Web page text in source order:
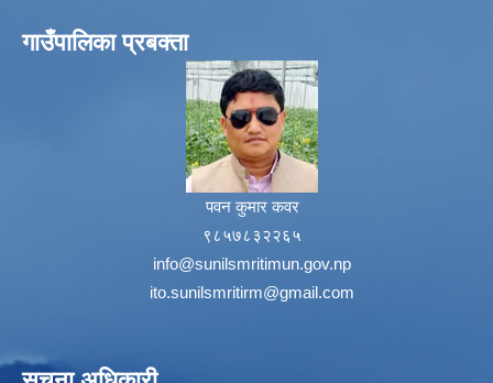
गाउँपालिका प्रबक्ता
पवन कुमार कवर
९८५७८३२२६५
info@sunilsmritimun.gov.np
ito.sunilsmritirm@gmail.com